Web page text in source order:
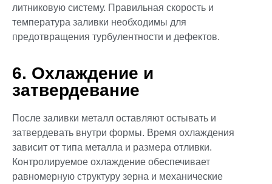
литниковую систему. Правильная скорость и
температура заливки необходимы для
предотвращения турбулентности и дефектов.
6. Охлаждение и
затвердевание
После заливки металл оставляют остывать и
затвердевать внутри формы. Время охлаждения
зависит от типа металла и размера отливки.
Контролируемое охлаждение обеспечивает
равномерную структуру зерна и механические